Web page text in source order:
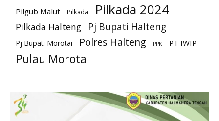
Pilgub Malut Pilkada Pilkada 2024
Pilkada Halteng Pj Bupati Halteng
Pj Bupati Morotai Polres Halteng PPK PT IWIP
Pulau Morotai